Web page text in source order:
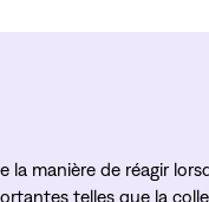
la manière de réagir
telles que la